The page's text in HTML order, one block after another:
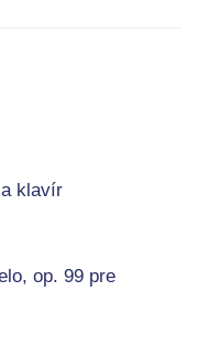
klavír
op. 99 pre